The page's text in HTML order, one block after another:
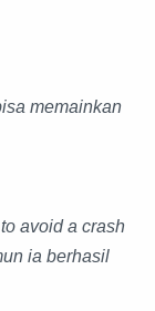
memainkan
avoid a crash
ia berhasil